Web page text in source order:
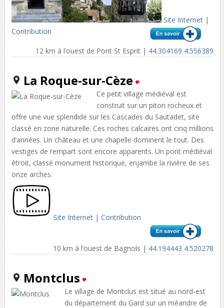
Site Internet|
Contribution
12 km à l’ouest de Pont St Esprit | 44.304169 4.556389
La Roque-sur-Cèze
Ce petit village médiéval est
construit sur un piton rocheux et
offre une vue splendide sur les Cascades du Sautadet, site
classé en zone naturelle. Ces roches calcaires ont cinq millions
d’années. Un château et une chapelle dominent le tout. Des
vestiges de rempart sont encore apparents. Un pont médiéval
étroit, classé monument historique, enjambe la rivière de ses
onze arches.
Site Internet| Contribution
10 km à l’ouest de Bagnols | 44.194443 4.520278
Montclus
Le village de Montclus est situé au nord-est
du département du Gard sur un méandre de